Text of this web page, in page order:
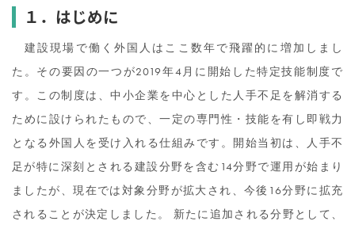
１．はじめに
建設現場で働く外国人はここ数年で飛躍的に増加しまし
た。その要因の一つが2019年4月に開始した特定技能制度で
す。この制度は、中小企業を中心とした人手不足を解消する
ために設けられたもので、一定の専門性・技能を有し即戦力
となる外国人を受け入れる仕組みです。開始当初は、人手不
足が特に深刻とされる建設分野を含む14分野で運用が始まり
ましたが、現在では対象分野が拡大され、今後16分野に拡充
されることが決定しました。 新たに追加される分野として、